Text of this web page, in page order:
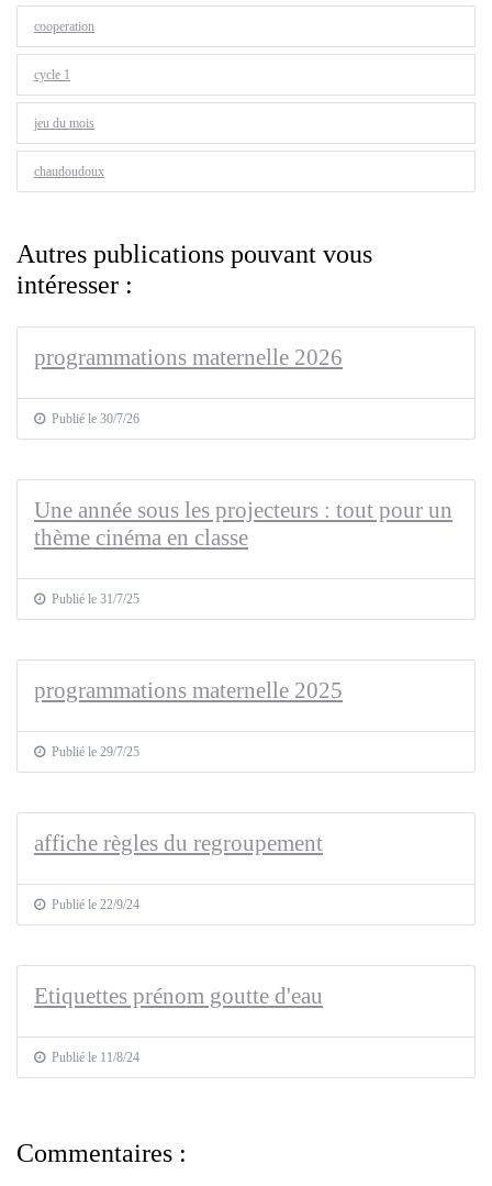
cooperation
cycle 1
jeu du mois
chaudoudoux
Autres publications pouvant vous
intéresser :
programmations maternelle 2026
Publié le 30/7/26
Une année sous les projecteurs : tout pour un
thème cinéma en classe
Publié le 31/7/25
programmations maternelle 2025
Publié le 29/7/25
affiche règles du regroupement
Publié le 22/9/24
Etiquettes prénom goutte d'eau
Publié le 11/8/24
Commentaires :